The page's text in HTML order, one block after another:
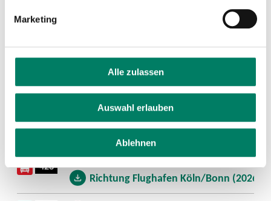
Marketing
Alle zulassen
Auswahl erlauben
Ablehnen
Aushang-Fahrpläne
Linie Download
422 Richtung Immekeppel - Haus Thal
423
Richtung Bensberg (2026)
Richtung Flughafen Köln/Bonn (2026)